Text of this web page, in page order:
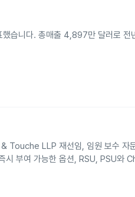
습니다. 총매출 4,897만 달러로 전
LLP 재선임, 임원 보수 자
부여 가능한 옵션, RSU, PSU와